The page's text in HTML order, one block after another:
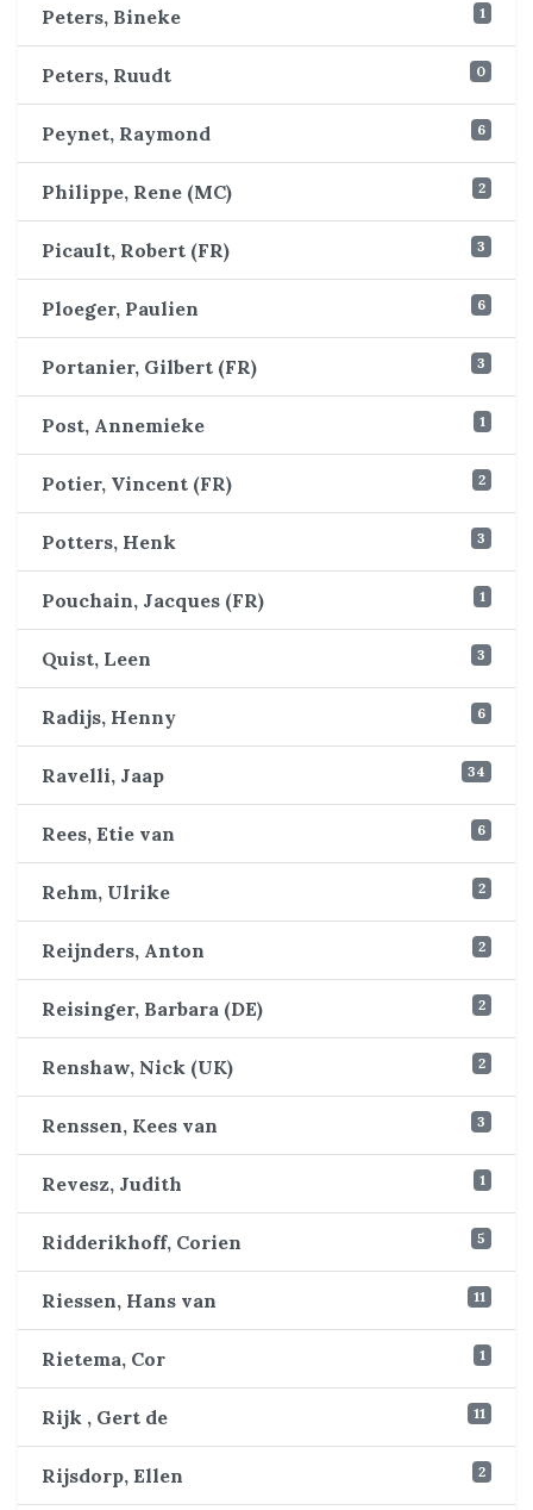
Peters, Bineke 1
Peters, Ruudt 0
Peynet, Raymond 6
Philippe, Rene (MC) 2
Picault, Robert (FR) 3
Ploeger, Paulien 6
Portanier, Gilbert (FR) 3
Post, Annemieke 1
Potier, Vincent (FR) 2
Potters, Henk 3
Pouchain, Jacques (FR) 1
Quist, Leen 3
Radijs, Henny 6
Ravelli, Jaap 34
Rees, Etie van 6
Rehm, Ulrike 2
Reijnders, Anton 2
Reisinger, Barbara (DE) 2
Renshaw, Nick (UK) 2
Renssen, Kees van 3
Revesz, Judith 1
Ridderikhoff, Corien 5
Riessen, Hans van 11
Rietema, Cor 1
Rijk , Gert de 11
Rijsdorp, Ellen 2